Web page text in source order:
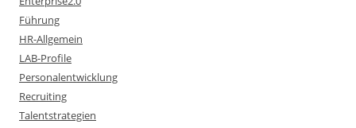
Führung
HR-Allgemein
LAB-Profile
Personalentwicklung
Recruiting
Talentstrategien